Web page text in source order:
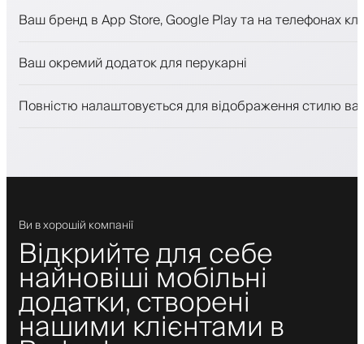
Платежі, застава
Залучайте клієнтів за допомогою програми
Ваш бренд в App Store, Google Play та на телефонах
Ваш окремий додаток для перукарні
Повністю налаштовується для відображення стилю
Ви в хорошій компанії
Відкрийте для себе
найновіші мобільні
додатки, створені
нашими клієнтами в